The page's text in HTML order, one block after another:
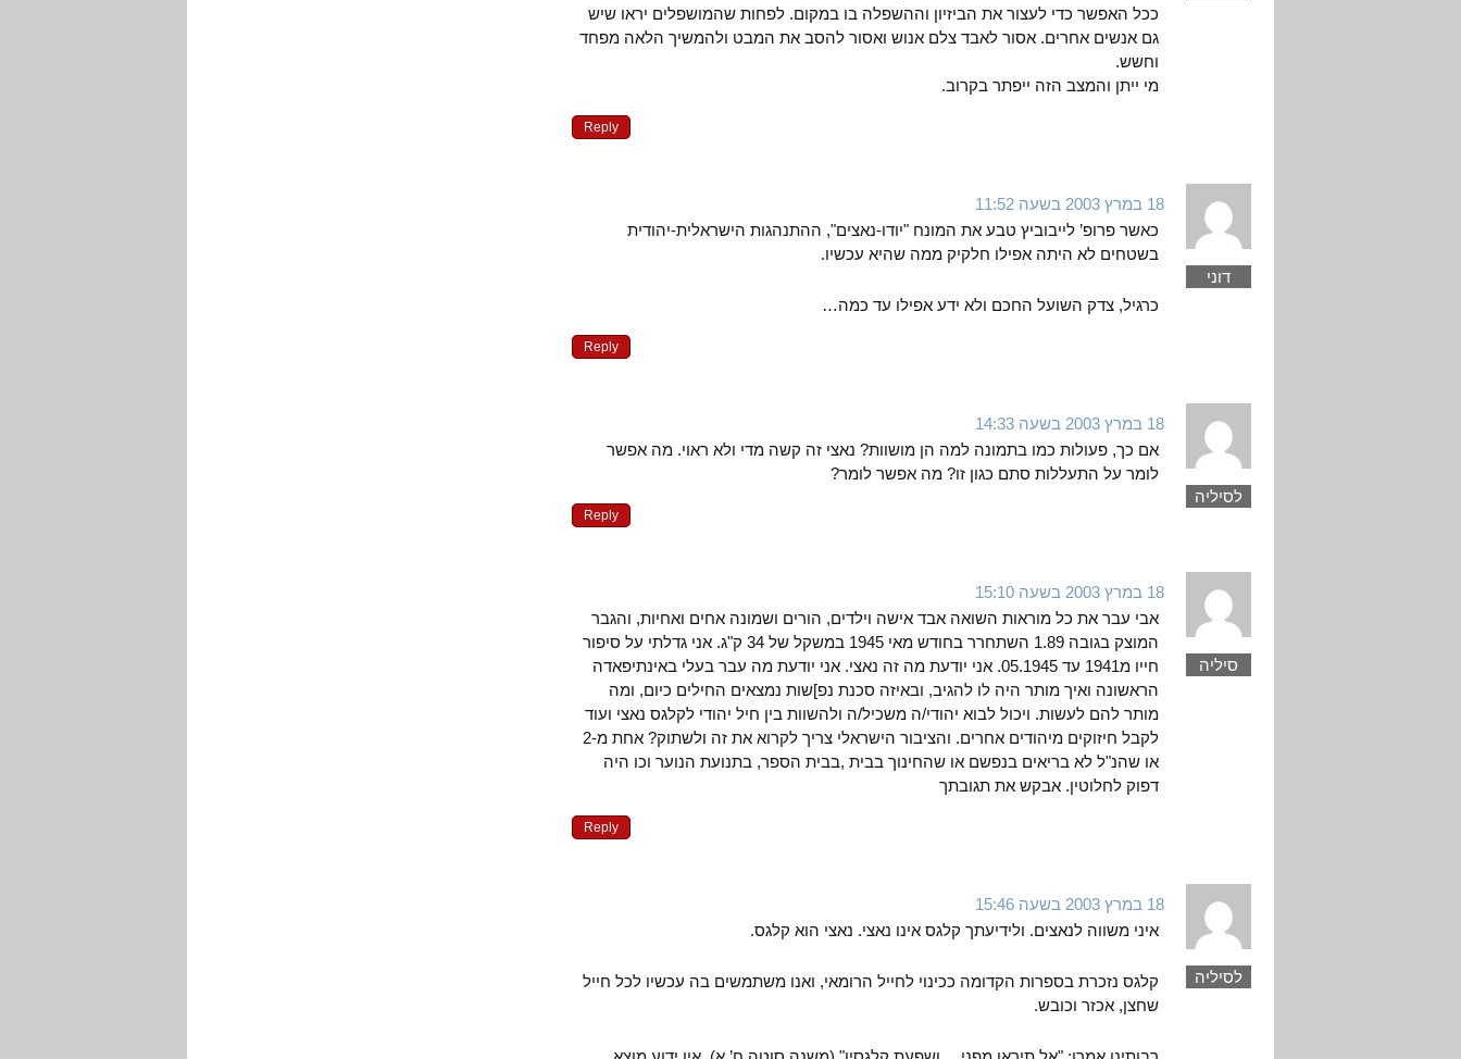
ככל האפשר כדי לעצור את הביזיון וההשפלה בו במקום. לפחות שהמושפלים יראו שיש
גם אנשים אחרים. אסור לאבד צלם אנוש ואסור להסב את המבט ולהמשיך הלאה מפחד
וחשש.
מי ייתן והמצב הזה ייפתר בקרוב.
Reply
דוני
18 במרץ 2003 בשעה 11:52
כאשר פרופ’ לייבוביץ טבע את המונח "יודו-נאצים", ההתנהגות הישראלית-יהודית
בשטחים לא היתה אפילו חלקיק ממה שהיא עכשיו.
כרגיל, צדק השועל החכם ולא ידע אפילו עד כמה…
Reply
לסיליה
18 במרץ 2003 בשעה 14:33
אם כך, פעולות כמו בתמונה למה הן מושוות? נאצי זה קשה מדי ולא ראוי. מה אפשר
לומר על התעללות סתם כגון זו? מה אפשר לומר?
Reply
סיליה
18 במרץ 2003 בשעה 15:10
אבי עבר את כל מוראות השואה אבד אישה וילדים, הורים ושמונה אחים ואחיות, והגבר
המוצק בגובה 1.89 השתחרר בחודש מאי 1945 במשקל של 34 ק"ג. אני גדלתי על סיפור
חייו מ1941 עד 05.1945. אני יודעת מה זה נאצי. אני יודעת מה עבר בעלי באינתיפאדה
הראשונה ואיך מותר היה לו להגיב, ובאיזה סכנת נפ]שות נמצאים החילים כיום, ומה
מותר להם לעשות. ויכול לבוא יהודי/ה משכיל/ה ולהשוות בין חיל יהודי לקלגס נאצי ועוד
לקבל חיזוקים מיהודים אחרים. והציבור הישראלי צריך לקרוא את זה ולשתוק? אחת מ-2
או שהנ"ל לא בריאים בנפשם או שהחינוך בבית ,בבית הספר, בתנועת הנוער וכו היה
דפוק לחלוטין. אבקש את תגובתך
Reply
לסיליה
18 במרץ 2003 בשעה 15:46
איני משווה לנאצים. ולידיעתך קלגס אינו נאצי. נאצי הוא קלגס.
קלגס נזכרת בספרות הקדומה ככינוי לחייל הרומאי, ואנו משתמשים בה עכשיו לכל חייל
שחצן, אכזר וכובש.